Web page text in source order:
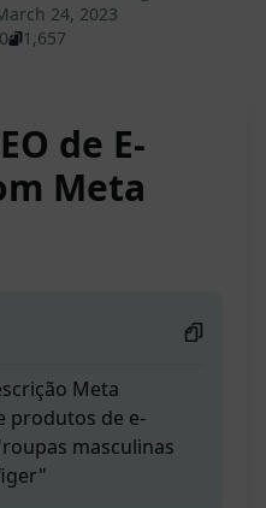
24, 2023
0 1,657
de E-
Meta
Meta
produtos de e-
masculinas